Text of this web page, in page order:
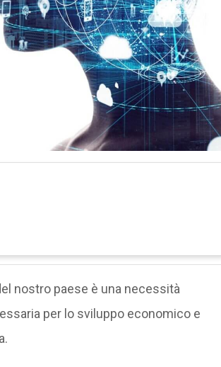
nostro paese è una necessità
per lo sviluppo economico e
Cittadinanza digitale